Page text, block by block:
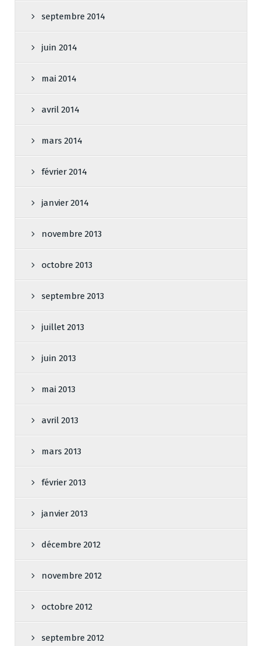
septembre 2014
juin 2014
mai 2014
avril 2014
mars 2014
février 2014
janvier 2014
novembre 2013
octobre 2013
septembre 2013
juillet 2013
juin 2013
mai 2013
avril 2013
mars 2013
février 2013
janvier 2013
décembre 2012
novembre 2012
octobre 2012
septembre 2012